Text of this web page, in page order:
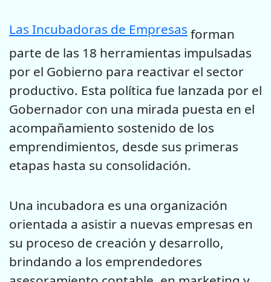
Las Incubadoras de Empresas forman
parte de las 18 herramientas impulsadas
por el Gobierno para reactivar el sector
productivo. Esta política fue lanzada por el
Gobernador con una mirada puesta en el
acompañamiento sostenido de los
emprendimientos, desde sus primeras
etapas hasta su consolidación.
Una incubadora es una organización
orientada a asistir a nuevas empresas en
su proceso de creación y desarrollo,
brindando a los emprendedores